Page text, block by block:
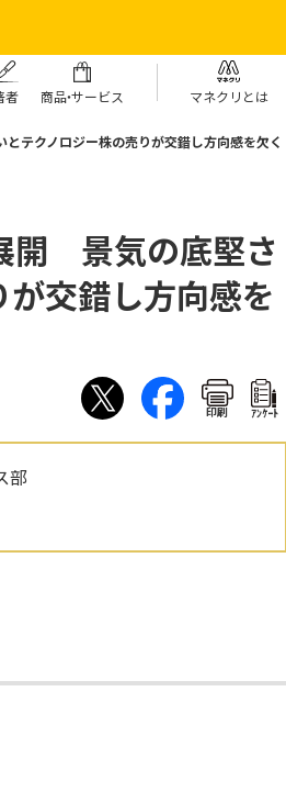
者 商品・サービス マネクリとは
テクノロジー株の売りが交錯し方向感を欠く
開 景気の底堅さ
交錯し方向感を
印刷 ｱﾝｹｰﾄ
部